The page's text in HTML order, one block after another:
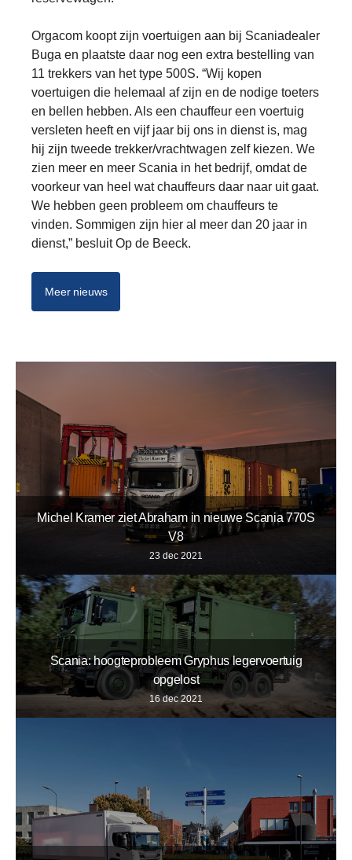
Orgacom koopt zijn voertuigen aan bij Scaniadealer
Buga en plaatste daar nog een extra bestelling van
11 trekkers van het type 500S. “Wij kopen
voertuigen die helemaal af zijn en de nodige toeters
en bellen hebben. Als een chauffeur een voertuig
versleten heeft en vijf jaar bij ons in dienst is, mag
hij zijn tweede trekker/vrachtwagen zelf kiezen. We
zien meer en meer Scania in het bedrijf, omdat de
voorkeur van heel wat chauffeurs daar naar uit gaat.
We hebben geen probleem om chauffeurs te
vinden. Sommigen zijn hier al meer dan 20 jaar in
dienst,” besluit Op de Beeck.
Meer nieuws
Michel Kramer ziet Abraham in nieuwe Scania 770S
V8
23 dec 2021
Scania: hoogteprobleem Gryphus legervoertuig
opgelost
16 dec 2021